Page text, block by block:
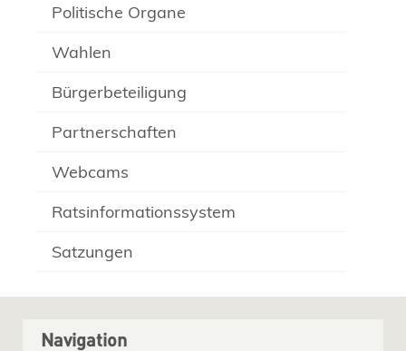
Politische Organe
Wahlen
Bürgerbeteiligung
Partnerschaften
Webcams
Ratsinformationssystem
Satzungen
Navigation